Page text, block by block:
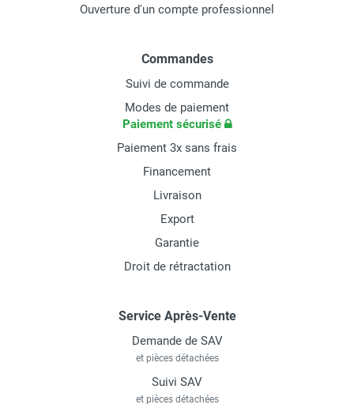
Ouverture d'un compte professionnel
Commandes
Suivi de commande
Modes de paiement
Paiement sécurisé
Paiement 3x sans frais
Financement
Livraison
Export
Garantie
Droit de rétractation
Service Après-Vente
Demande de SAV
et pièces détachées
Suivi SAV
et pièces détachées